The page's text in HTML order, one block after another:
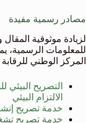
مصادر رسمية مفيدة
لزيادة موثوقية
للمعلومات الرسمية،
المركز الوطني للرقابة
التصريح
الالتزام البيئي
خدمة تصريح
خدمة تصريح